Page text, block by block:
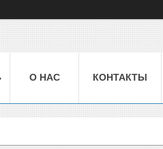
О НАС КОНТАКТЫ